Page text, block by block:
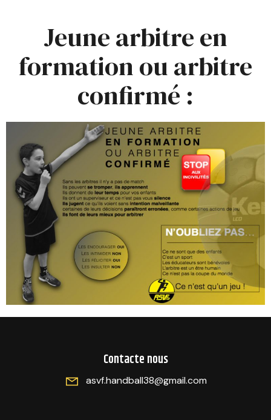
Jeune arbitre en
formation ou arbitre
confirmé :
Contacte nous
asvf.handball38@gmail.com